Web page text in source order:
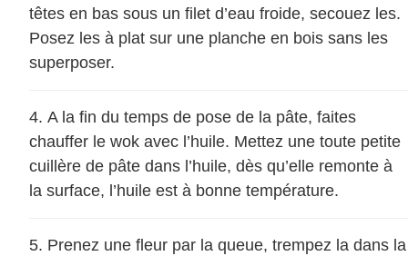
têtes en bas sous un filet d’eau froide, secouez les.
Posez les à plat sur une planche en bois sans les
superposer.
A la fin du temps de pose de la pâte, faites
chauffer le wok avec l’huile. Mettez une toute petite
cuillère de pâte dans l’huile, dès qu’elle remonte à
la surface, l’huile est à bonne température.
Prenez une fleur par la queue, trempez la dans la